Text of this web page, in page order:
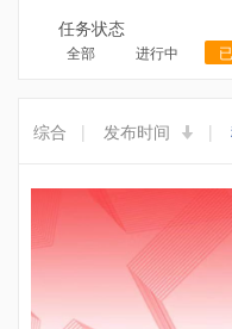
任务状态
全部 进行中
综合 | 发布时间 |